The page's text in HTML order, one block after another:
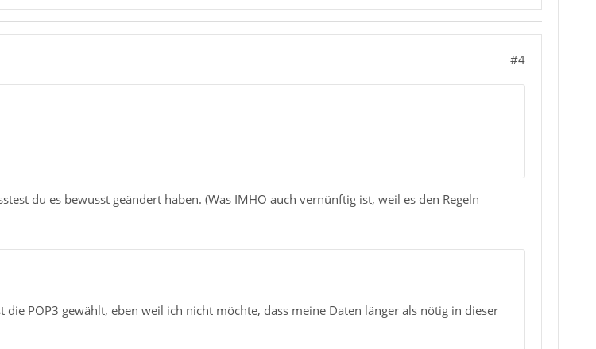
#4
du es bewusst geändert haben. (Was IMHO auch vernünftig ist, weil es den Regeln
POP3 gewählt, eben weil ich nicht möchte, dass meine Daten länger als nötig in dieser